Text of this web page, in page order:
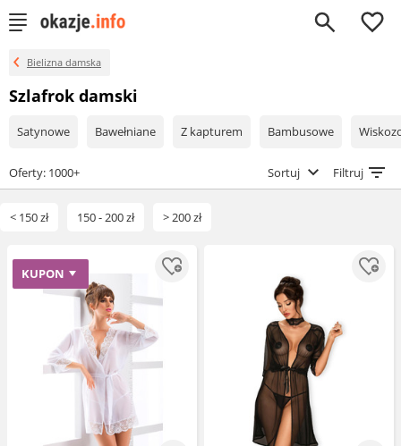
0
Bielizna damska
Szlafrok damski
Satynowe Bawełniane Z kapturem Bambusowe
Oferty: 1000+ Sortuj Filtruj
< 150 zł 150 - 200 zł > 200 zł
KUPON